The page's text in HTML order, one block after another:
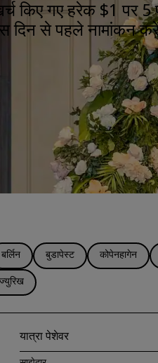
किए गए हरेक $1 पर 5
दिन से पहले नामांकन
बर्लिन बुडापेस्ट कोपेनहागेन
ज्युरिख
यात्रा पेशेवर